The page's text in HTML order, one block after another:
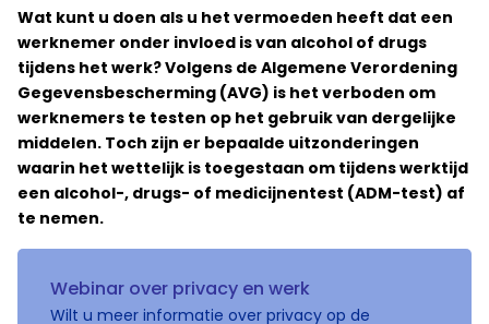
Wat kunt u doen als u het vermoeden heeft dat een
werknemer onder invloed is van alcohol of drugs
tijdens het werk? Volgens de Algemene Verordening
Gegevensbescherming (AVG) is het verboden om
werknemers te testen op het gebruik van dergelijke
middelen. Toch zijn er bepaalde uitzonderingen
waarin het wettelijk is toegestaan om tijdens werktijd
een alcohol-, drugs- of medicijnentest (ADM-test) af
te nemen.
Webinar over privacy en werk
Wilt u meer informatie over privacy op de